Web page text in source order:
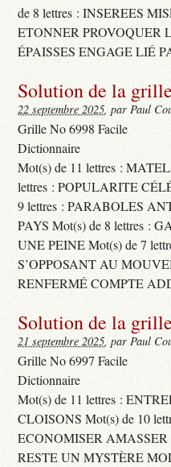
de 8 lettres : INSEREES
ETONNER PROVOQUER
ÉPAISSES ENGAGE LIÉ
Solution de la
22 septembre 2025, par Paul
Grille No 6998 Facile
Dictionnaire
Mot(s) de 11 lettres :
lettres : POPULARITE
9 lettres : PARABOLES
PAYS Mot(s) de 8 lettres :
UNE PEINE Mot(s) de 7
S’OPPOSANT AU
RENFERMÉ COMPTE
Solution de la
21 septembre 2025, par Paul
Grille No 6997 Facile
Dictionnaire
Mot(s) de 11 lettres :
CLOISONS Mot(s) de 10
ECONOMISER
RESTE UN MYSTÈRE